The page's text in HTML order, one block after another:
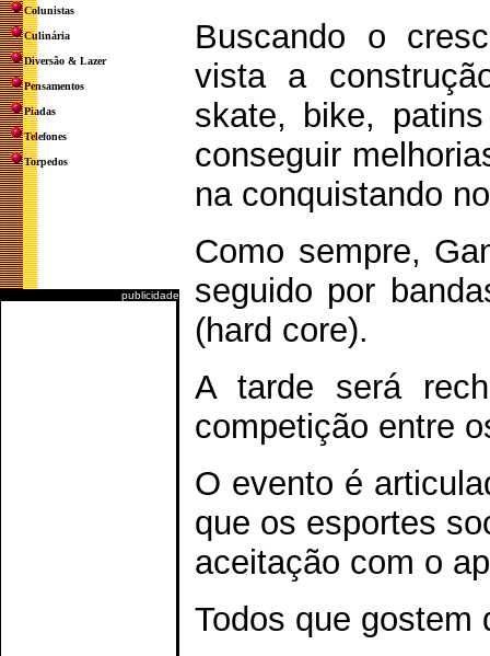
Colunistas
Culinária
Diversão & Lazer
Pensamentos
Piadas
Telefones
Torpedos
publicidade
Buscando o
vista a
skate, bike,
conseguir
na conquistando
Como sempre,
seguido por
(hard core).
A tarde será
competição entre
O evento é
que os esportes
aceitação com o
Todos que gostem